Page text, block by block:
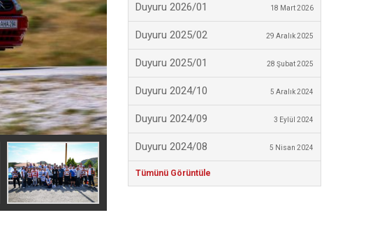
Duyuru 2026/01 18 Mart 2026
Duyuru 2025/02 29 Aralık 2025
Duyuru 2025/01 28 Şubat 2025
Duyuru 2024/10 5 Aralık 2024
Duyuru 2024/09 3 Eylül 2024
Duyuru 2024/08 5 Nisan 2024
Tümünü Görüntüle